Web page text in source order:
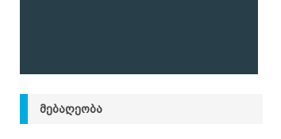
ᲛᲔᲑᲐᲦᲔᲝᲑᲐ